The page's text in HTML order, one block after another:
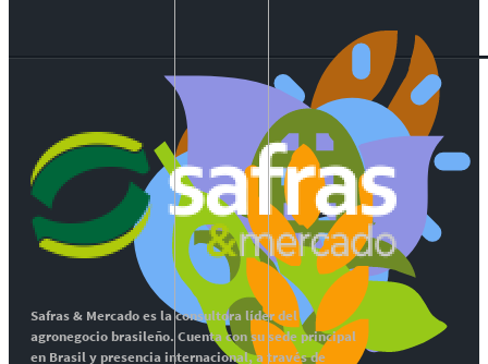
Safras & Mercado es la consultora líder del
agronegocio brasileño. Cuenta con su sede principal
en Brasil y presencia internacional, a través de